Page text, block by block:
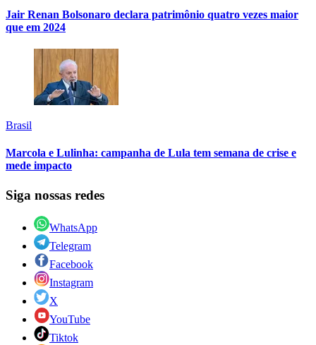
Jair Renan Bolsonaro declara patrimônio quatro vezes maior
que em 2024
Brasil
Marcola e Lulinha: campanha de Lula tem semana de crise e
mede impacto
Siga nossas redes
WhatsApp
Telegram
Facebook
Instagram
X
YouTube
Tiktok